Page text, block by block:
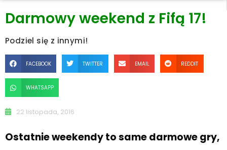
Darmowy weekend z Fifą 17!
Podziel się z innymi!
FACEBOOK TWITTER EMAIL REDDIT
WHATSAPP
22 listopada, 2016
Ostatnie weekendy to same darmowe gry,